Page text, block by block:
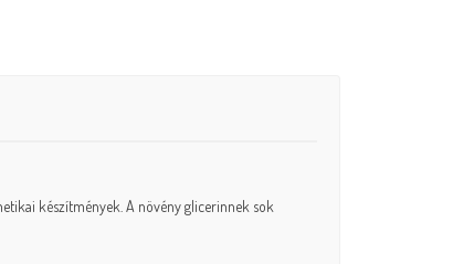
készítmények. A növény glicerinnek sok